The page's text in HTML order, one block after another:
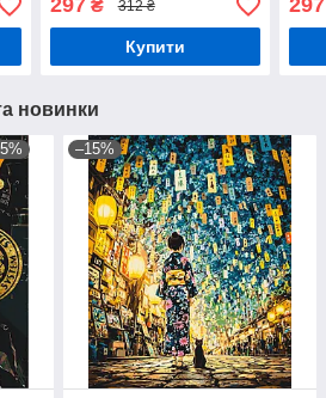
297₴ 312 ₴
Купити
297
новинки
–15%